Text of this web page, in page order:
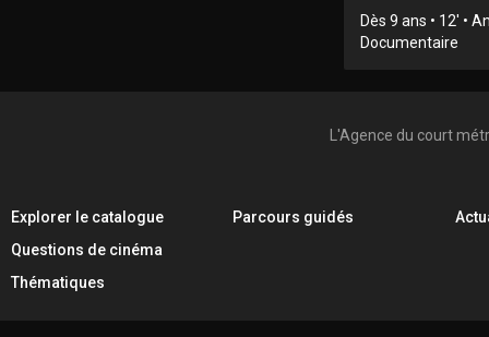
Dès 9 ans • 12' •
Documentaire
L'Agence du court
Explorer le catalogue
Questions de cinéma
Thématiques
Parcours guidés